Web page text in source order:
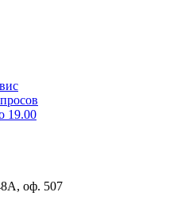
19.00
оф. 507